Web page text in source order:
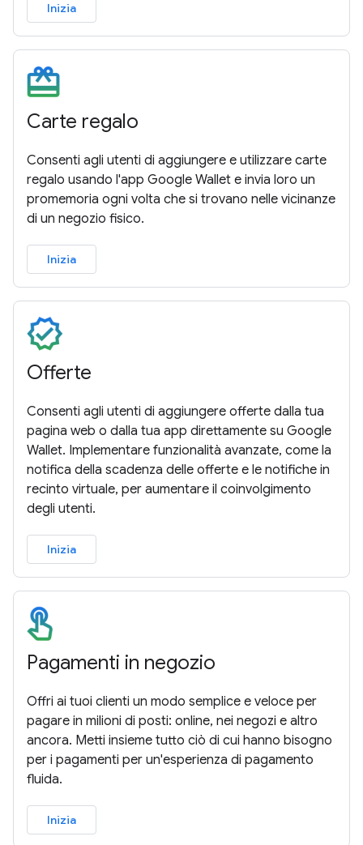
Inizia
Carte regalo
Consenti agli utenti di aggiungere e utilizzare carte
regalo usando l'app Google Wallet e invia loro un
promemoria ogni volta che si trovano nelle vicinanze
di un negozio fisico.
Inizia
Offerte
Consenti agli utenti di aggiungere offerte dalla tua
pagina web o dalla tua app direttamente su Google
Wallet. Implementare funzionalità avanzate, come la
notifica della scadenza delle offerte e le notifiche in
recinto virtuale, per aumentare il coinvolgimento
degli utenti.
Inizia
Pagamenti in negozio
Offri ai tuoi clienti un modo semplice e veloce per
pagare in milioni di posti: online, nei negozi e altro
ancora. Metti insieme tutto ciò di cui hanno bisogno
per i pagamenti per un'esperienza di pagamento
fluida.
Inizia